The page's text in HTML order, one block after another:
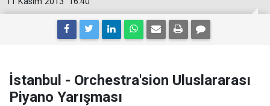
İstanbul - Orchestra'sion Uluslararası
Piyano Yarışması